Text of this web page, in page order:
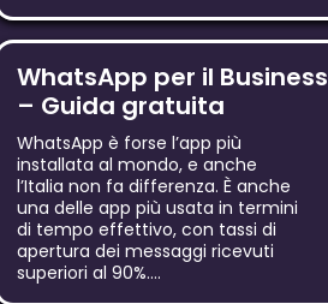
WhatsApp per il Business
– Guida gratuita
WhatsApp è forse l’app più
installata al mondo, e anche
l’Italia non fa differenza. È anche
una delle app più usata in termini
di tempo effettivo, con tassi di
apertura dei messaggi ricevuti
superiori al 90%….